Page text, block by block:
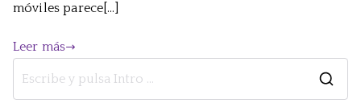
móviles parece[…]
Leer más